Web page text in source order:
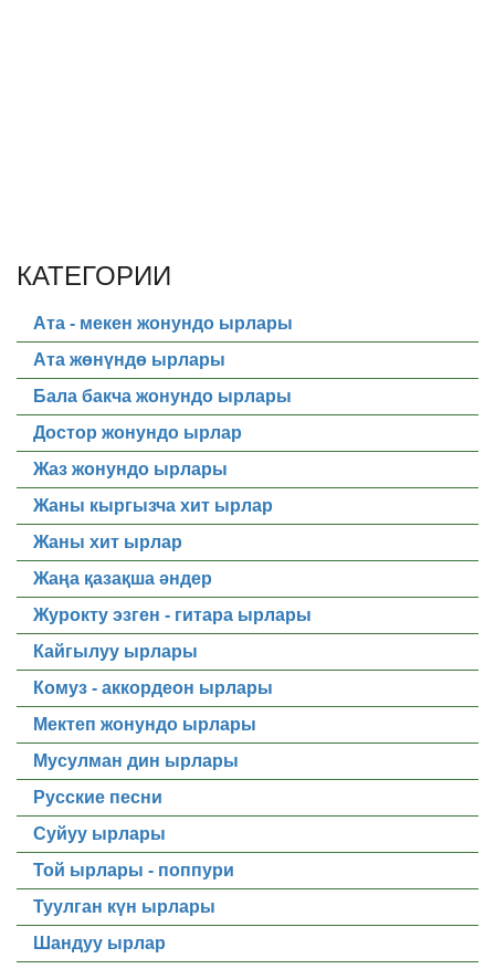
КАТЕГОРИИ
Ата - мекен жонундо ырлары
Ата жөнүндө ырлары
Бала бакча жонундо ырлары
Достор жонундо ырлар
Жаз жонундо ырлары
Жаны кыргызча хит ырлар
Жаны хит ырлар
Жаңа қазақша әндер
Журокту эзген - гитара ырлары
Кайгылуу ырлары
Комуз - аккордеон ырлары
Мектеп жонундо ырлары
Мусулман дин ырлары
Русские песни
Суйуу ырлары
Той ырлары - поппури
Туулган күн ырлары
Шандуу ырлар